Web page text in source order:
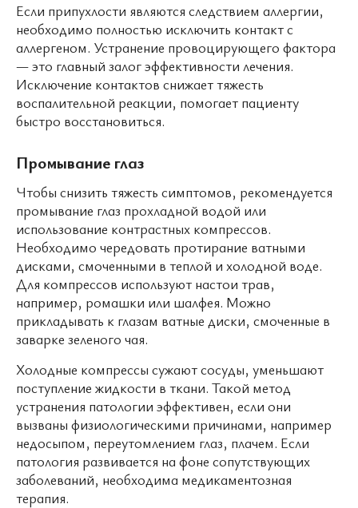
Если припухлости являются следствием аллергии,
необходимо полностью исключить контакт с
аллергеном. Устранение провоцирующего фактора
— это главный залог эффективности лечения.
Исключение контактов снижает тяжесть
воспалительной реакции, помогает пациенту
быстро восстановиться.
Промывание глаз
Чтобы снизить тяжесть симптомов, рекомендуется
промывание глаз прохладной водой или
использование контрастных компрессов.
Необходимо чередовать протирание ватными
дисками, смоченными в теплой и холодной воде.
Для компрессов используют настои трав,
например, ромашки или шалфея. Можно
прикладывать к глазам ватные диски, смоченные в
заварке зеленого чая.
Холодные компрессы сужают сосуды, уменьшают
поступление жидкости в ткани. Такой метод
устранения патологии эффективен, если они
вызваны физиологическими причинами, например
недосыпом, переутомлением глаз, плачем. Если
патология развивается на фоне сопутствующих
заболеваний, необходима медикаментозная
терапия.